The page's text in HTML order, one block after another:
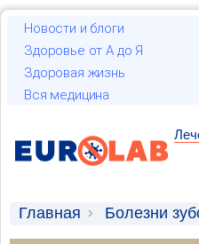
Новости и блоги
Здоровье от А до Я
Здоровая жизнь
Вся медицина
Главная Болезни